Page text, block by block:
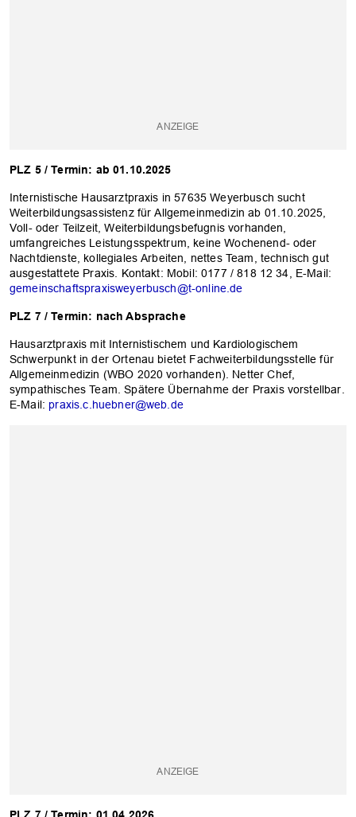
OK
PLZ 5 / Termin: ab 01.10.2025
Internistische Hausarztpraxis in 57635 Weyerbusch sucht
Weiterbildungsassistenz für Allgemeinmedizin ab 01.10.2025,
Voll- oder Teilzeit, Weiterbildungsbefugnis vorhanden,
umfangreiches Leistungsspektrum, keine Wochenend- oder
Nachtdienste, kollegiales Arbeiten, nettes Team, technisch gut
ausgestattete Praxis. Kontakt: Mobil: 0177 / 818 12 34, E-Mail:
gemeinschaftspraxisweyerbusch@t-online.de
PLZ 7 / Termin: nach Absprache
Hausarztpraxis mit Internistischem und Kardiologischem
Schwerpunkt in der Ortenau bietet Fachweiterbildungsstelle für
Allgemeinmedizin (WBO 2020 vorhanden). Netter Chef,
sympathisches Team. Spätere Übernahme der Praxis vorstellbar.
E-Mail: praxis.c.huebner@web.de
PLZ 7 / Termin: 01.04.2026